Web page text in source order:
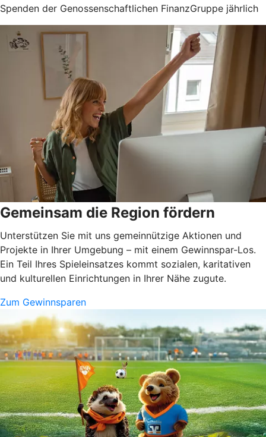
Spenden der Genossenschaftlichen FinanzGruppe jährlich
Gemeinsam die Region fördern
Unterstützen Sie mit uns gemeinnützige Aktionen und
Projekte in Ihrer Umgebung – mit einem Gewinnspar-Los.
Ein Teil Ihres Spieleinsatzes kommt sozialen, karitativen
und kulturellen Einrichtungen in Ihrer Nähe zugute.
Zum Gewinnsparen